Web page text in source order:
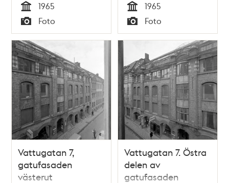
Tid
1965
Typ
Foto Tid
1965
Typ
Foto
Vattugatan 7,
gatufasaden
västerut
Vattugatan 7. Östra
delen av
gatufasaden